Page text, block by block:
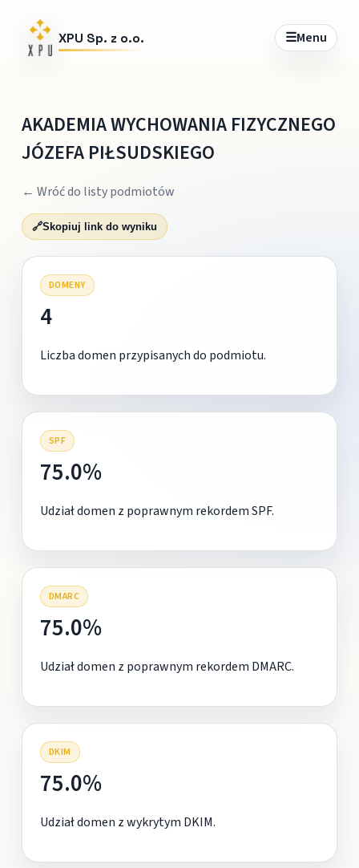
XPU Sp. z o.o. ☰Menu
AKADEMIA WYCHOWANIA FIZYCZNEGO
JÓZEFA PIŁSUDSKIEGO
← Wróć do listy podmiotów
🔗Skopiuj link do wyniku
DOMENY
4
Liczba domen przypisanych do podmiotu.
SPF
75.0%
Udział domen z poprawnym rekordem SPF.
DMARC
75.0%
Udział domen z poprawnym rekordem DMARC.
DKIM
75.0%
Udział domen z wykrytym DKIM.